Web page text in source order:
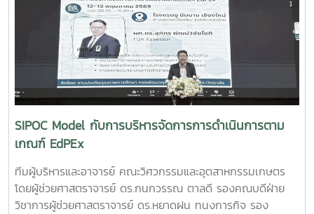
เกษตร• นายตันติกร กันนานักศึกษาปริญญาตรี คณะ
บริหารธุรกิจ• Nirmala Bhuvana Chandra
Ramisettyนักศึกษาปริญญาโท วิทยาลัยนานาชาติอาจารย์ที่
ปรึกษารองศาสตราจารย์ ดร.จตุรภัทร วาฤทธิ์คณะวิศวกรรมและ
อุตสาหกรรมเกษตรการแข่งขัน Startup Thailand League
2026 เป็นเวทีสำคัญในการส่งเสริมศักยภาพนักศึกษาด้าน
นวัตกรรมและการเป็นผู้ประกอบการรุ่นใหม่ โดยเปิดโอกาสให้
นักศึกษาได้นำเสนอแนวคิดธุรกิจและผลงานนวัตกรรมสู่การ
พัฒนาเชิงพาณิชย์ในระดับประเทศทั้งนี้ ทีม Coff Brew ได้รับ
คัดเลือกให้พัฒนาผลงานต้นแบบและเตรียมเข้าร่วมกิจกรรม
Demo Day ระหว่างวันที่ 25–27 มิถุนายน 2569 ณ ศูนย์การค้า
สยามพารากอน กรุงเทพมหานคร เพื่อจัดแสดงผลงานต่อนัก
SIPOC Model กับการบริหารจัดการการดำเนินการตาม
เกณฑ์ EdPEx
ทีมผู้บริหารและอาจารย์ คณะวิศวกรรมและอุตสาหกรรมเกษตร
โดยผู้ช่วยศาสตราจารย์ ดร.กนกวรรณ ตาลดี รองคณบดีฝ่าย
วิชาการผู้ช่วยศาสตราจารย์ ดร.หยาดฝน ทนงการกิจ รอง